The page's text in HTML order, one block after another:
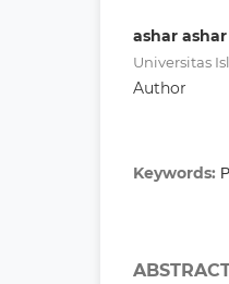
ashar ashar
Universitas
Author
Keywords: